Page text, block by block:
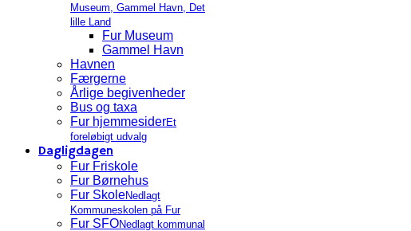
Museum, Gammel Havn, Det
lille Land
Fur Museum
Gammel Havn
Havnen
Færgerne
Årlige begivenheder
Bus og taxa
Fur hjemmesiderEt
foreløbigt udvalg
Dagligdagen
Fur Friskole
Fur Børnehus
Fur SkoleNedlagt
Kommuneskolen på Fur
Fur SFONedlagt kommunal